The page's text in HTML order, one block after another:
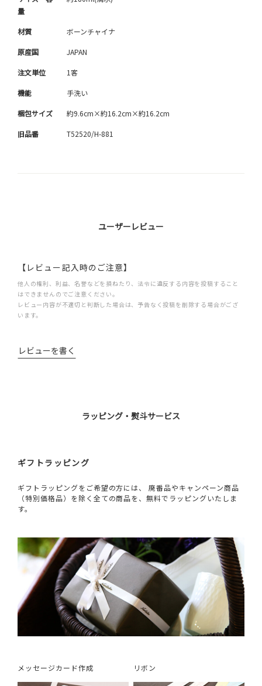
量
材質 ボーンチャイナ
原産国 JAPAN
注文単位 1客
機能 手洗い
梱包サイズ 約9.6cm×約16.2cm×約16.2cm
旧品番 T52520/H-881
ユーザーレビュー
【レビュー記入時のご注意】
他人の権利、利益、名誉などを損ねたり、法令に違反する内容を投稿すること
はできませんのでご注意ください。
レビュー内容が不適切と判断した場合は、予告なく投稿を削除する場合がござ
います。
レビューを書く
ラッピング・熨斗サービス
ギフトラッピング
ギフトラッピングをご希望の方には、 廃番品やキャンペーン商品
（特別価格品）を除く全ての商品を、無料でラッピングいたしま
す。
メッセージカード作成 リボン